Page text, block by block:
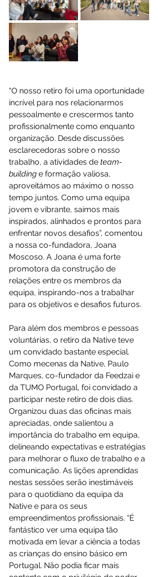
“O nosso retiro foi uma oportunidade
incrível para nos relacionarmos
pessoalmente e crescermos tanto
profissionalmente como enquanto
organização. Desde discussões
esclarecedoras sobre o nosso
trabalho, a atividades de team-
building e formação valiosa,
aproveitámos ao máximo o nosso
tempo juntos. Como uma equipa
jovem e vibrante, saímos mais
inspirados, alinhados e prontos para
enfrentar novos desafios”, comentou
a nossa co-fundadora, Joana
Moscoso. A Joana é uma forte
promotora da construção de
relações entre os membros da
equipa, inspirando-nos a trabalhar
para os objetivos e desafios futuros.
Para além dos membros e pessoas
voluntárias, o retiro da Native teve
um convidado bastante especial.
Como mecenas da Native, Paulo
Marques, co-fundador da Feedzai e
da TUMO Portugal, foi convidado a
participar neste retiro de dois dias.
Organizou duas das oficinas mais
apreciadas, onde salientou a
importância do trabalho em equipa,
delineando expectativas e estratégias
para melhorar o fluxo de trabalho e a
comunicação. As lições aprendidas
nestas sessões serão inestimáveis
para o quotidiano da equipa da
Native e para os seus
empreendimentos profissionais. “É
fantástico ver uma equipa tão
motivada em levar a ciência a todas
as crianças do ensino básico em
Portugal. Não podia ficar mais